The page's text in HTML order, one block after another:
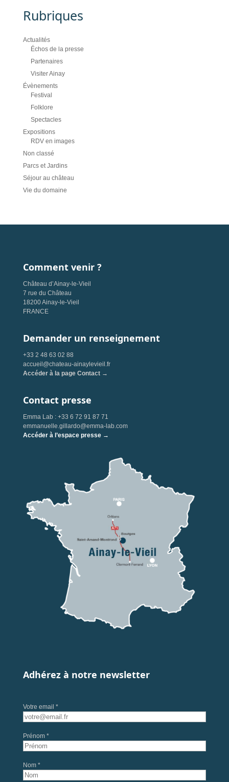
Rubriques
Actualités
Échos de la presse
Partenaires
Visiter Ainay
Évènements
Festival
Folklore
Spectacles
Expositions
RDV en images
Non classé
Parcs et Jardins
Séjour au château
Vie du domaine
Comment venir ?
Château d’Ainay-le-Vieil
7 rue du Château
18200 Ainay-le-Vieil
FRANCE
Demander un renseignement
+33 2 48 63 02 88
accueil@chateau-ainaylevieil.fr
Accéder à la page Contact →
Contact presse
Emma Lab : +33 6 72 91 87 71
emmanuelle.gillardo@emma-lab.com
Accéder à l’espace presse →
Adhérez à notre newsletter
Votre email *
Prénom *
Nom *